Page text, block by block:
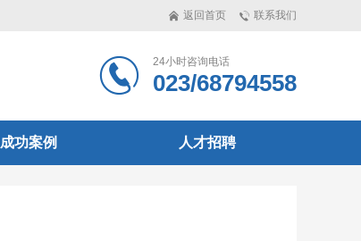
返回首页 联系我们
24小时咨询电话
023/68794558
成功案例 人才招聘